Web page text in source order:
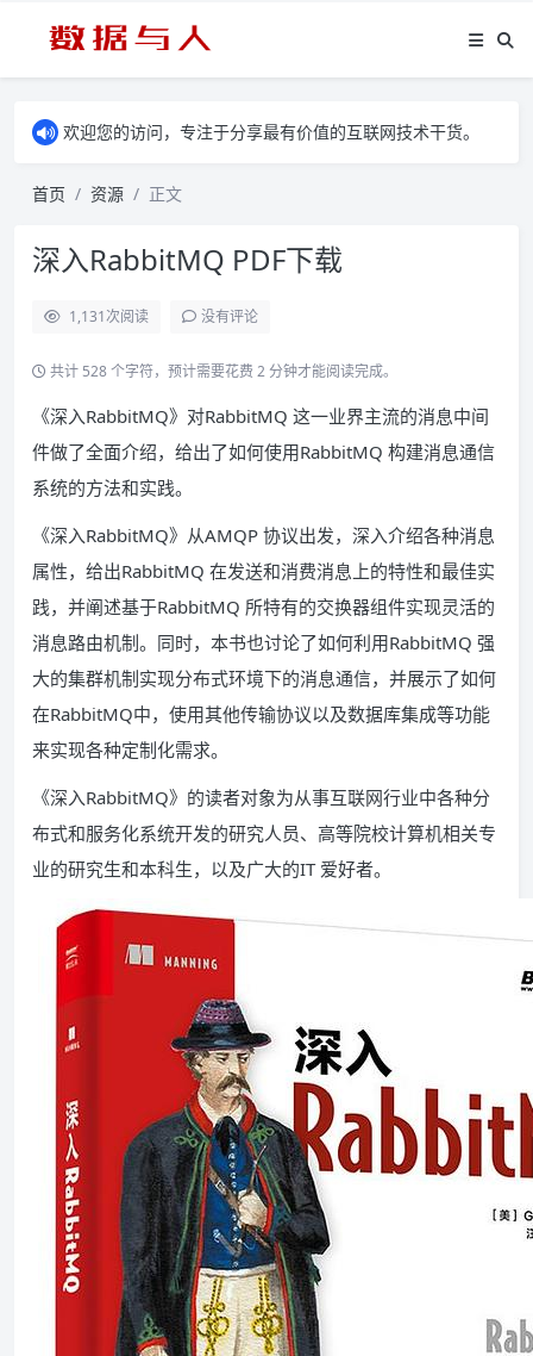
欢迎您的访问，专注于分享最有价值的互联网技术干货。
首页 资源 正文
深入RabbitMQ PDF下载
1,131次阅读 没有评论
共计 528 个字符，预计需要花费 2 分钟才能阅读完成。
《深入RabbitMQ》对RabbitMQ 这一业界主流的消息中间
件做了全面介绍，给出了如何使用RabbitMQ 构建消息通信
系统的方法和实践。
《深入RabbitMQ》从AMQP 协议出发，深入介绍各种消息
属性，给出RabbitMQ 在发送和消费消息上的特性和最佳实
践，并阐述基于RabbitMQ 所特有的交换器组件实现灵活的
消息路由机制。同时，本书也讨论了如何利用RabbitMQ 强
大的集群机制实现分布式环境下的消息通信，并展示了如何
在RabbitMQ中，使用其他传输协议以及数据库集成等功能
来实现各种定制化需求。
《深入RabbitMQ》的读者对象为从事互联网行业中各种分
布式和服务化系统开发的研究人员、高等院校计算机相关专
业的研究生和本科生，以及广大的IT 爱好者。